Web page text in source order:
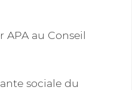
APA au Conseil
sociale du